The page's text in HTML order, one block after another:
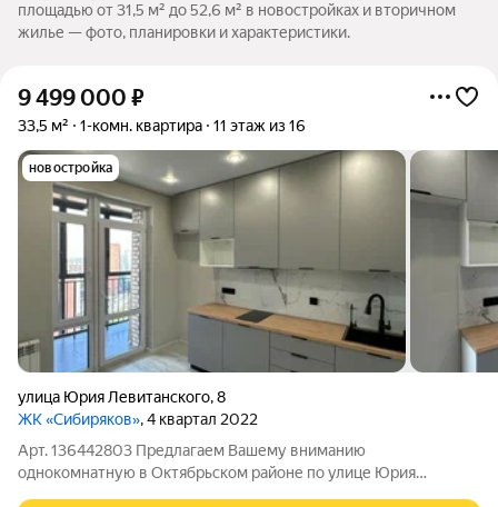
площадью от 31,5 м² до 52,6 м² в новостройках и вторичном
жилье — фото, планировки и характеристики.
9 499 000 ₽
33,5 м² 1-комн. квартира 11 этаж из 16
новостройка
улица Юрия Левитанского,8
ЖК «Сибиряков», 4 квартал 2022
Арт. 136442803 Предлагаем Вашему вниманию
однокомнатную в Октябрьском районе по улице Юрия